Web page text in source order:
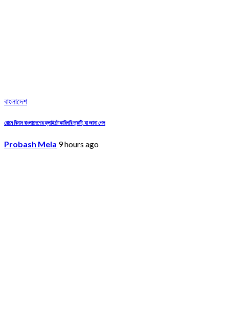
বাংলাদেশ
রোমে বিমান বাংলাদেশের ফ্লাইটে কারিগরি ত্রুটি, যা জানা গেল
Probash Mela 9 hours ago